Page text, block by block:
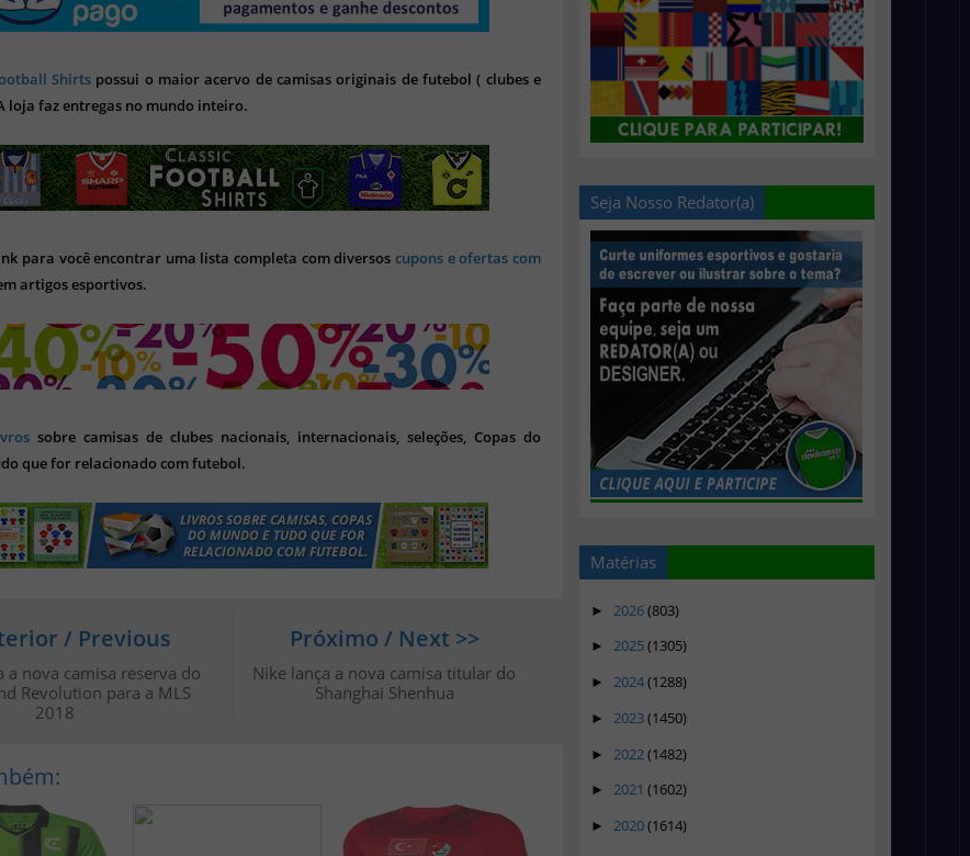
Shirts possui o maior acervo de camisas originais de futebol ( clubes e
loja faz entregas no mundo inteiro.
para você encontrar uma lista completa com diversoscupons e ofertas com
artigos esportivos.
sobre camisas de clubes nacionais, internacionais, seleções, Copas do
que for relacionado com futebol.
Próximo / Next >>
Nike lança a nova camisa titular do
Shanghai Shenhua
/ Previous
a nova camisa reserva do
Revolution para a MLS
2018
Seja Nosso Redator(a)
Matérias
► 2026(803)
► 2025(1305)
► 2024(1288)
► 2023(1450)
► 2022(1482)
► 2021 (1602)
► 2020(1614)